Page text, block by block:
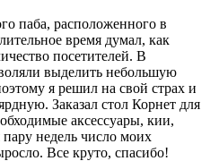
паба, расположенного в
время думал, как
посетителей. В
выделить небольшую
я решил на свой страх и
Заказал стол Корнет для
аксессуары, кии,
недель число моих
Все круто, спасибо!